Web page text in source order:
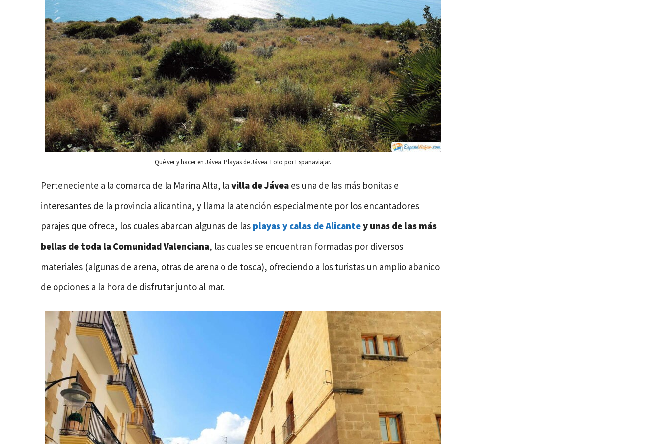
Qué ver y hacer en Jávea. Playas de Jávea. Foto por Espanaviajar.
Perteneciente a la comarca de la Marina Alta, la villa de Jávea es una de las más bonitas e
interesantes de la provincia alicantina, y llama la atención especialmente por los encantadores
parajes que ofrece, los cuales abarcan algunas de las playas y calas de Alicantey unas de las más
bellas de toda la Comunidad Valenciana, las cuales se encuentran formadas por diversos
materiales (algunas de arena, otras de arena o de tosca), ofreciendo a los turistas un amplio abanico
de opciones a la hora de disfrutar junto al mar.